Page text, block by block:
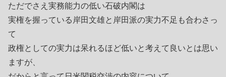
ただでさえ実務能力の低い石破内閣は
実権を握っている岸田文雄と岸田派の実力不足も合わさっ
て
政権としての実力は呆れるほど低いと考えて良いとは思い
ますが、